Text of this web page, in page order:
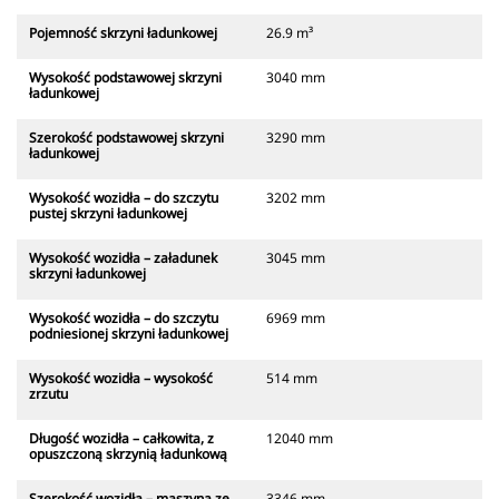
Pojemność skrzyni ładunkowej 26.9 m³
Wysokość podstawowej skrzyni
ładunkowej
3040 mm
Szerokość podstawowej skrzyni
ładunkowej
3290 mm
Wysokość wozidła – do szczytu
pustej skrzyni ładunkowej
3202 mm
Wysokość wozidła – załadunek
skrzyni ładunkowej
3045 mm
Wysokość wozidła – do szczytu
podniesionej skrzyni ładunkowej
6969 mm
Wysokość wozidła – wysokość
zrzutu
514 mm
Długość wozidła – całkowita, z
opuszczoną skrzynią ładunkową
12040 mm